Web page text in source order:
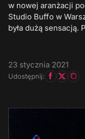
w nowej aranżacji
Studio Buffo w
była dużą sensacją.
23 stycznia 2021
Udostępnij: